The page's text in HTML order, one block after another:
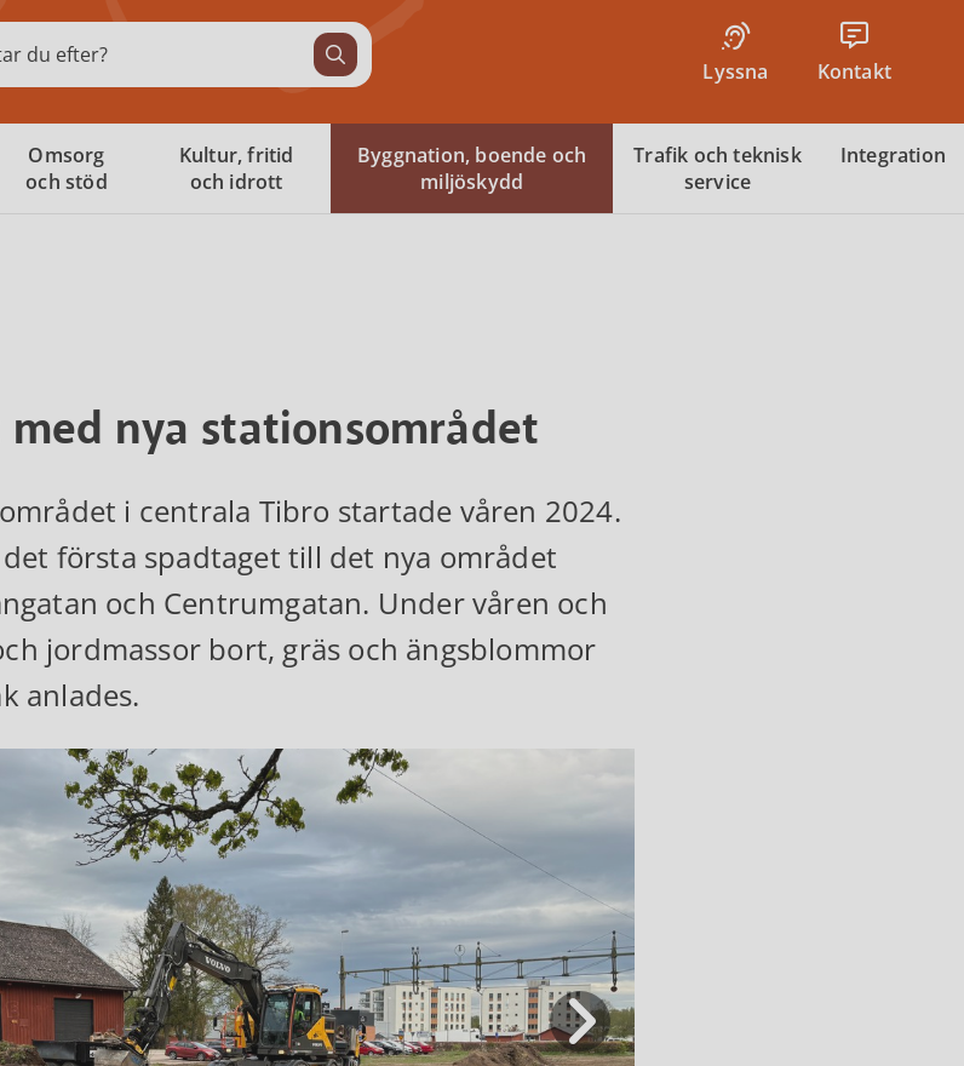
Lyssna Kontakt
Omsorg
och stöd
Kultur, fritid
och idrott
Byggnation, boende och
miljöskydd
Trafik och teknisk
service
Integration
nya stationsområdet
i centrala Tibro startade våren 2024.
första spadtaget till det nya området
och Centrumgatan. Under våren och
jordmassor bort, gräs och ängsblommor
anlades.